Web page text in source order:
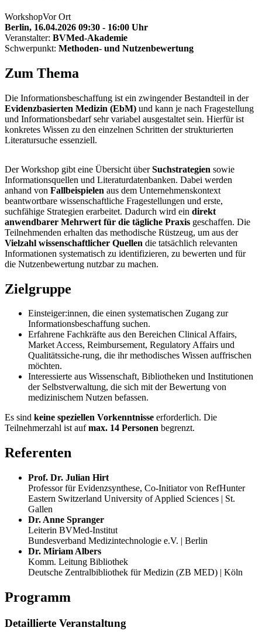
WorkshopVor Ort
Berlin, 16.04.2026 09:30 - 16:00 Uhr
Veranstalter: BVMed-Akademie
Schwerpunkt: Methoden- und Nutzenbewertung
Zum Thema
Die Informationsbeschaffung ist ein zwingender Bestandteil in der
Evidenzbasierten Medizin (EbM) und kann je nach Fragestellung
und Informationsbedarf sehr variabel ausgestaltet sein. Hierfür ist
konkretes Wissen zu den einzelnen Schritten der strukturierten
Literatursuche essenziell.
Der Workshop gibt eine Übersicht überSuchstrategien sowie
Informationsquellen und Literaturdatenbanken. Dabei werden
anhand von Fallbeispielen aus dem Unternehmenskontext
beantwortbare wissenschaftliche Fragestellungen und erste,
suchfähige Strategien erarbeitet. Dadurch wird ein direkt
anwendbarer Mehrwert für die tägliche Praxis geschaffen. Die
Teilnehmenden erhalten das methodische Rüstzeug, um aus der
Vielzahl wissenschaftlicher Quellen die tatsächlich relevanten
Informationen systematisch zu identifizieren, zu bewerten und für
die Nutzenbewertung nutzbar zu machen.
Zielgruppe
Einsteiger:innen, die einen systematischen Zugang zur
Informationsbeschaffung suchen.
Erfahrene Fachkräfte aus den Bereichen Clinical Affairs,
Market Access, Reimbursement, Regulatory Affairs und
Qualitätssiche-rung, die ihr methodisches Wissen auffrischen
möchten.
Interessierte aus Wissenschaft, Bibliotheken und Institutionen
der Selbstverwaltung, die sich mit der Bewertung von
medizinischem Nutzen befassen.
Es sind keine speziellen Vorkenntnisse erforderlich. Die
Teilnehmerzahl ist aufmax. 14 Personen begrenzt.
Referenten
Prof. Dr. Julian Hirt
Professor für Evidenzsynthese, Co-Initiator von RefHunter
Eastern Switzerland University of Applied Sciences | St.
Gallen
Dr. Anne Spranger
Leiterin BVMed-Institut
Bundesverband Medizintechnologie e.V. | Berlin
Dr. Miriam Albers
Komm. Leitung Bibliothek
Deutsche Zentralbibliothek für Medizin (ZB MED) | Köln
Programm
Detaillierte Veranstaltung